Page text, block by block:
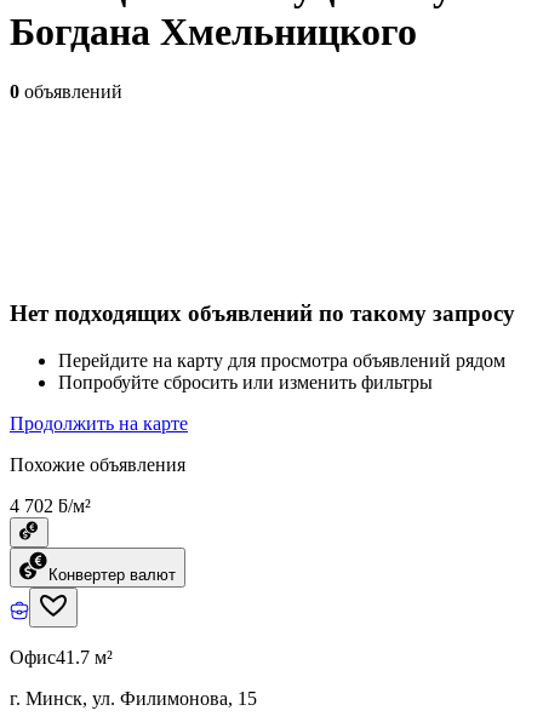
Богдана Хмельницкого
0 объявлений
Нет подходящих объявлений по такому запросу
Перейдите на карту для просмотра объявлений рядом
Попробуйте сбросить или изменить фильтры
Продолжить на карте
Похожие объявления
4 702 ƃ/м²
Конвертер валют
Офис41.7 м²
г. Минск, ул. Филимонова, 15